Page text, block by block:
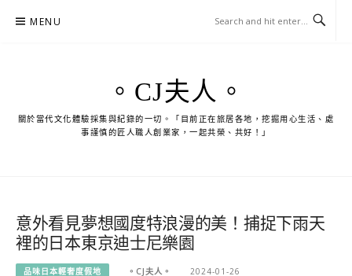
MENU
。CJ夫人。
關於當代文化體驗採集與紀錄的一切。「目前正在旅居各地，挖掘用心生活、處
事謹慎的匠人職人創業家，一起共榮、共好！」
意外看見夢想國度特浪漫的美！捕捉下雨天
裡的日本東京迪士尼樂園
品味日本輕奢度假地 。CJ夫人。 2024-01-26